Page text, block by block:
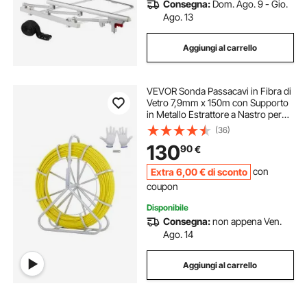
Consegna: Dom. Ago. 9 - Gio.
Ago. 13
Aggiungi al carrello
VEVOR Sonda Passacavi in Fibra di
Vetro 7,9mm x 150m con Supporto
in Metallo Estrattore a Nastro per
Cavo Elettrico con 2 Teste di
Trazione Strumento di Installazione
del Cavo Elettrico in Fiberglass
(36)
13090€
Extra 6,00 €di sconto con
coupon
Disponibile
Consegna:non appena Ven.
Ago. 14
Aggiungi al carrello